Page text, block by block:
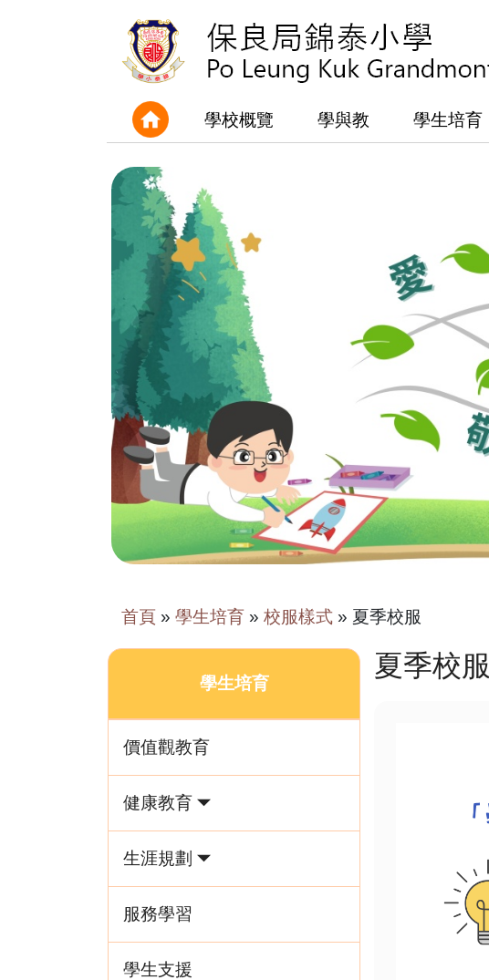
學校概覽 學與教 學生培育
首頁 » 學生培育 » 校服樣式 » 夏季校服
學生培育
價值觀教育
健康教育
生涯規劃
服務學習
學生支援
夏季校服